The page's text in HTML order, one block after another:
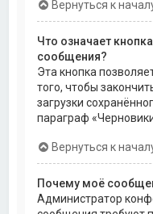
Вернуться к
Что означает
сообщения?
Эта кнопка
того, чтобы
загрузки
параграф
Вернуться к
Почему моё
Администратор